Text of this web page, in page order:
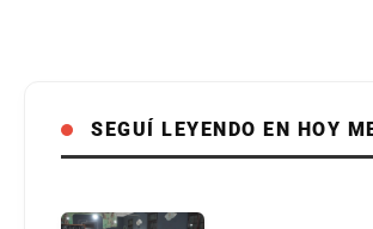
SEGUÍ LEYENDO EN HOY